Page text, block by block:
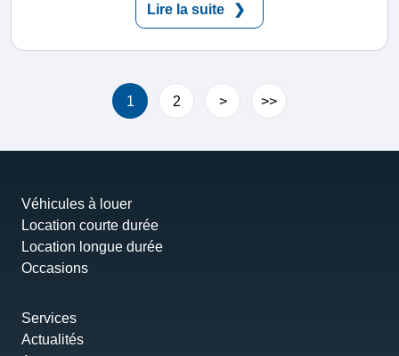
Lire la suite
1 2 > >>
Véhicules à louer
Location courte durée
Location longue durée
Occasions
Services
Actualités